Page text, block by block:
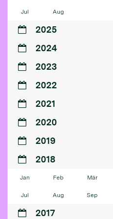
Jul Aug
2025
2024
2023
2022
2021
2020
2019
2018
Jan Feb Mär
Jul Aug Sep
2017